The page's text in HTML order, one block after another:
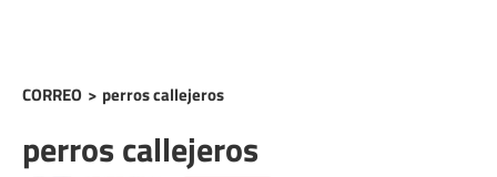
CORREO > perros callejeros
perros callejeros